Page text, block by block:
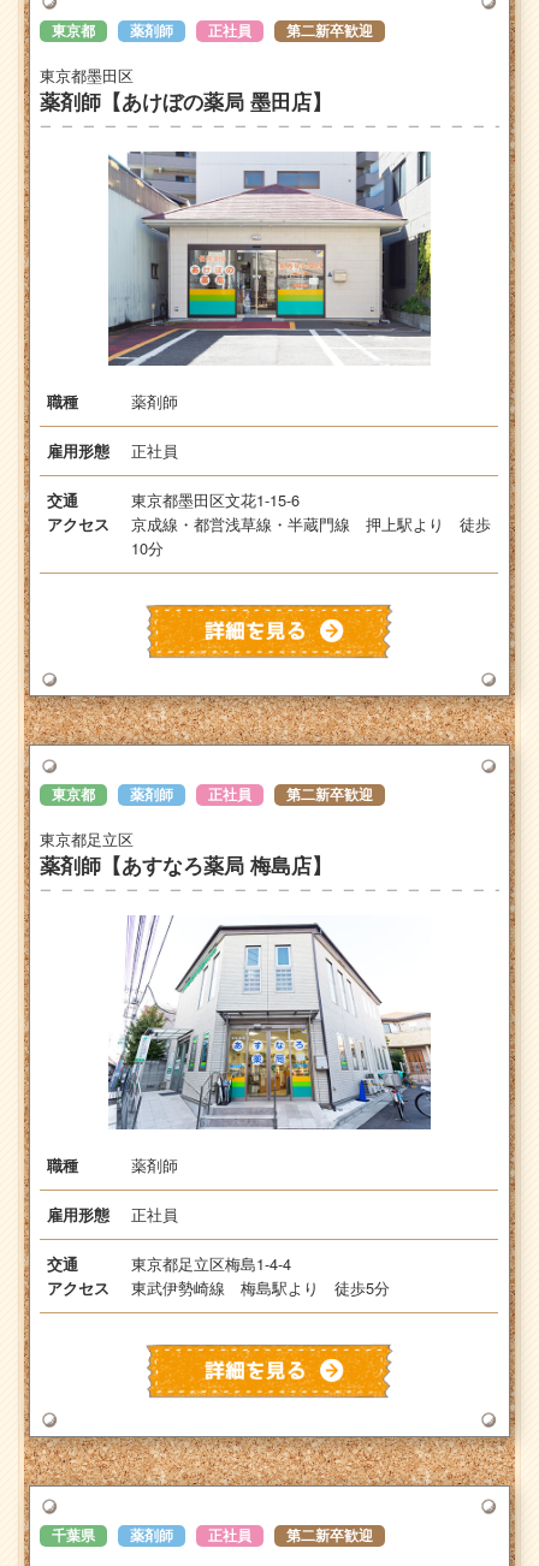
東京都 薬剤師 正社員 第二新卒歓迎
東京都墨田区
薬剤師【あけぼの薬局 墨田店】
職種 薬剤師
雇用形態 正社員
交通
アクセス
東京都墨田区文花1-15-6
京成線・都営浅草線・半蔵門線 押上駅より 徒歩
10分
東京都 薬剤師 正社員 第二新卒歓迎
東京都足立区
薬剤師【あすなろ薬局 梅島店】
職種 薬剤師
雇用形態 正社員
交通
アクセス
東京都足立区梅島1-4-4
東武伊勢崎線 梅島駅より 徒歩5分
千葉県 薬剤師 正社員 第二新卒歓迎